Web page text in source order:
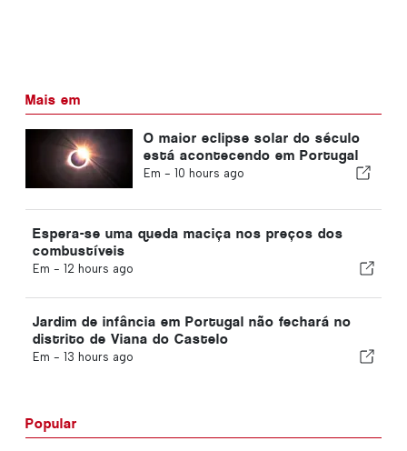
Mais em
O maior eclipse solar do século
está acontecendo em Portugal
Em - 10 hours ago
Espera-se uma queda maciça nos preços dos
combustíveis
Em - 12 hours ago
Jardim de infância em Portugal não fechará no
distrito de Viana do Castelo
Em - 13 hours ago
Popular